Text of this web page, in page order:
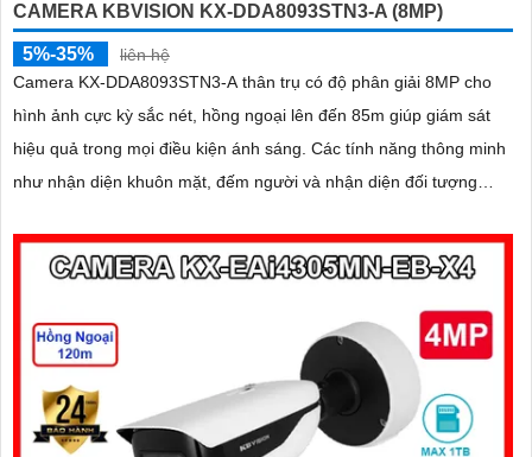
CAMERA KBVISION KX-DDA8093STN3-A (8MP)
5%-35%
liên hệ
Camera KX-DDA8093STN3-A thân trụ có độ phân giải 8MP cho
hình ảnh cực kỳ sắc nét, hồng ngoại lên đến 85m giúp giám sát
hiệu quả trong mọi điều kiện ánh sáng. Các tính năng thông minh
như nhận diện khuôn mặt, đếm người và nhận diện đối tượng
được bảo vệ với chuẩn IP67, IK10 và hỗ trợ PoE, camera đảm
bảo hoạt động ổn định